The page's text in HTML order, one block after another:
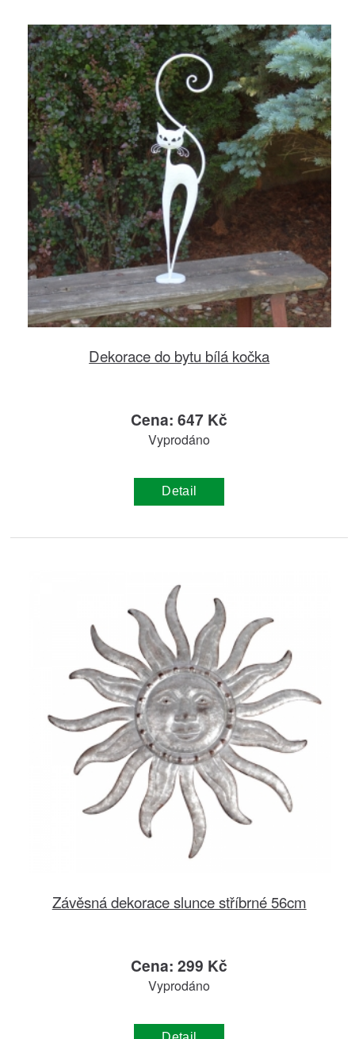
Dekorace do bytu bílá kočka
Cena: 647 Kč
Vyprodáno
Detail
Závěsná dekorace slunce stříbrné 56cm
Cena: 299 Kč
Vyprodáno